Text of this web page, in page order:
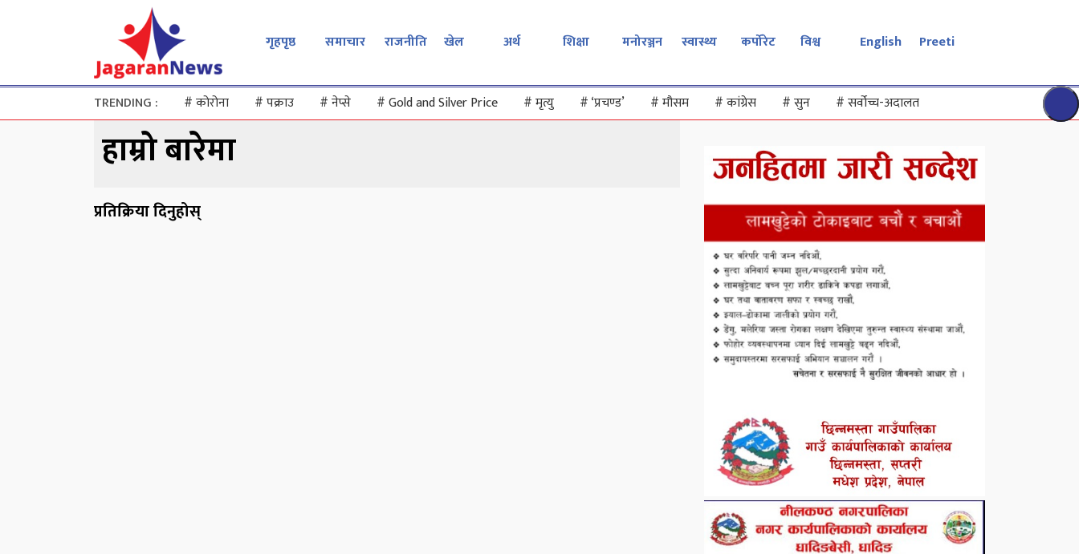
गृहपृष्ठ समाचार राजनीति खेल अर्थ शिक्षा मनोरञ्जन स्वास्थ्य कर्पोरेट विश्व English Preeti
TRENDING : #कोरोना #पक्राउ #नेप्से #Gold and Silver Price #मृत्यु #‘प्रचण्ड’ #मौसम #कांग्रेस #सुन #सर्वोच्च-अदालत
हाम्रो बारेमा
प्रतिक्रिया दिनुहोस्